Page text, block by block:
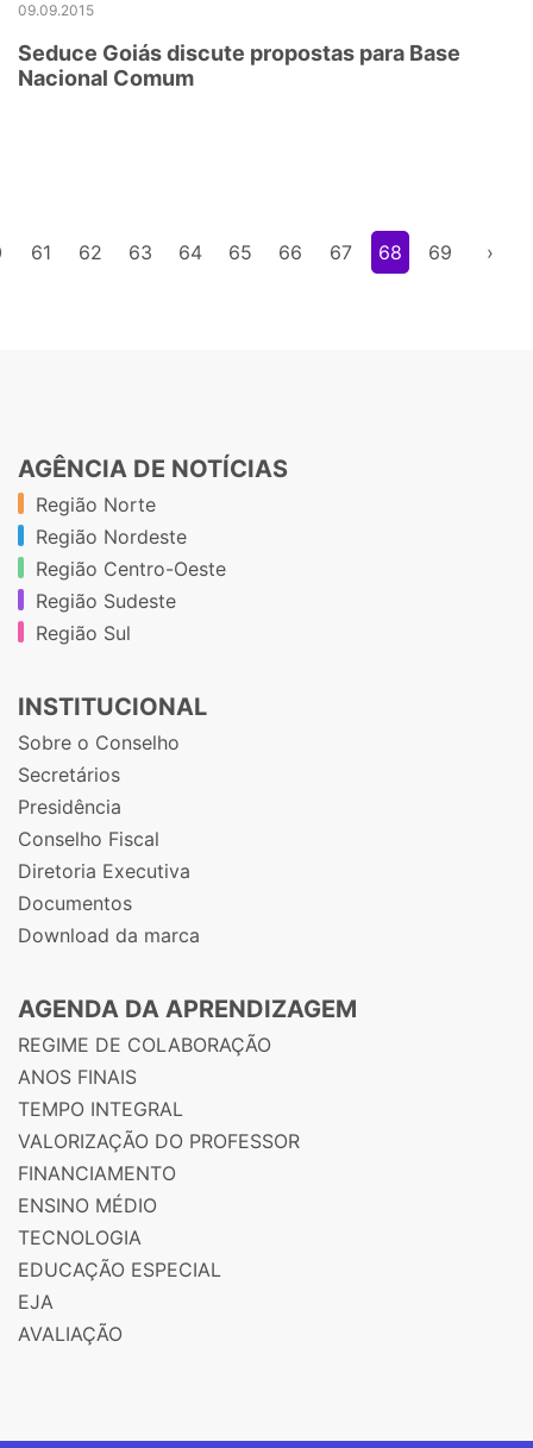
09.09.2015
Seduce Goiás discute propostas para Base
Nacional Comum
61 62 63 64 65 66 67 68 69 ›
AGÊNCIA DE NOTÍCIAS
Região Norte
Região Nordeste
Região Centro-Oeste
Região Sudeste
Região Sul
INSTITUCIONAL
Sobre o Conselho
Secretários
Presidência
Conselho Fiscal
Diretoria Executiva
Documentos
Download da marca
AGENDA DA APRENDIZAGEM
REGIME DE COLABORAÇÃO
ANOS FINAIS
TEMPO INTEGRAL
VALORIZAÇÃO DO PROFESSOR
FINANCIAMENTO
ENSINO MÉDIO
TECNOLOGIA
EDUCAÇÃO ESPECIAL
EJA
AVALIAÇÃO